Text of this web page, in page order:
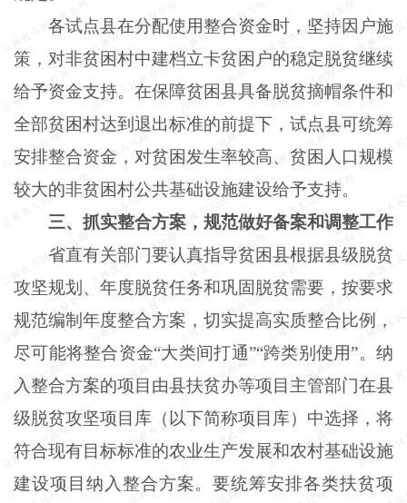
各试点县在分配使用整合资金时，坚持因户施
策，对非贫困村中建档立卡贫困户的稳定脱贫继续
给予资金支持。在保障贫困县具备脱贫摘帽条件和
全部贫困村达到退出标准的前提下，试点县可统筹
安排整合资金，对贫困发生率较高、贫困人口规模
较大的非贫困村公共基础设施建设给予支持。
三、抓实整合方案，规范做好备案和调整工作
省直有关部门要认真指导贫困县根据县级脱贫
攻坚规划、年度脱贫任务和巩固脱贫需要，按要求
规范编制年度整合方案，切实提高实质整合比例，
尽可能将整合资金“大类间打通”“跨类别使用”。纳
入整合方案的项目由县扶贫办等项目主管部门在县
级脱贫攻坚项目库（以下简称项目库）中选择，将
符合现有目标标准的农业生产发展和农村基础设施
建设项目纳入整合方案。要统筹安排各类扶贫项